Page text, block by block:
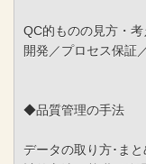
QC的ものの見方・
開発／プロセス保証
◆品質管理の手法
データの取り方･ま